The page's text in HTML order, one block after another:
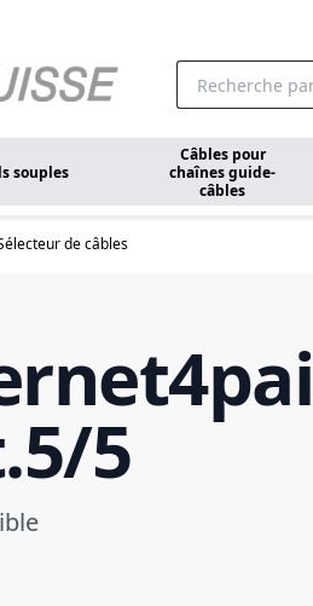
souples
Câbles pour
chaînes guide-
câbles
de câbles
5